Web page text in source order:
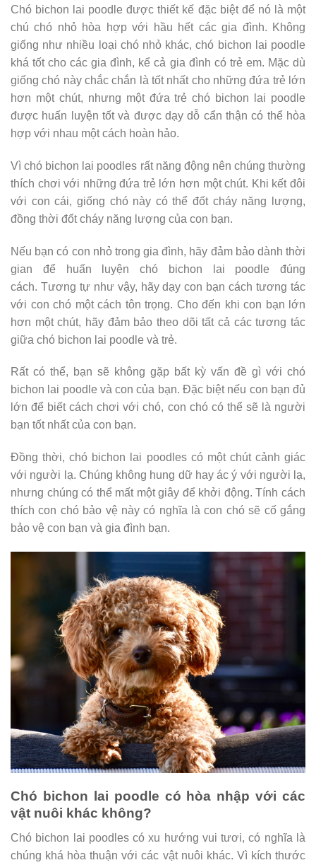
Chó bichon lai poodle được thiết kế đặc biệt để nó là một
chú chó nhỏ hòa hợp với hầu hết các gia đình. Không
giống như nhiều loại chó nhỏ khác, chó bichon lai poodle
khá tốt cho các gia đình, kể cả gia đình có trẻ em. Mặc dù
giống chó này chắc chắn là tốt nhất cho những đứa trẻ lớn
hơn một chút, nhưng một đứa trẻ chó bichon lai poodle
được huấn luyện tốt và được dạy dỗ cẩn thận có thể hòa
hợp với nhau một cách hoàn hảo.
Vì chó bichon lai poodles rất năng động nên chúng thường
thích chơi với những đứa trẻ lớn hơn một chút. Khi kết đôi
với con cái, giống chó này có thể đốt cháy năng lượng,
đồng thời đốt cháy năng lượng của con bạn.
Nếu bạn có con nhỏ trong gia đình, hãy đảm bảo dành thời
gian để huấn luyện chó bichon lai poodle đúng
cách. Tương tự như vậy, hãy dạy con bạn cách tương tác
với con chó một cách tôn trọng. Cho đến khi con bạn lớn
hơn một chút, hãy đảm bảo theo dõi tất cả các tương tác
giữa chó bichon lai poodle và trẻ.
Rất có thể, bạn sẽ không gặp bất kỳ vấn đề gì với chó
bichon lai poodle và con của bạn. Đặc biệt nếu con bạn đủ
lớn để biết cách chơi với chó, con chó có thể sẽ là người
bạn tốt nhất của con bạn.
Đồng thời, chó bichon lai poodles có một chút cảnh giác
với người lạ. Chúng không hung dữ hay ác ý với người lạ,
nhưng chúng có thể mất một giây để khởi động. Tính cách
thích con chó bảo vệ này có nghĩa là con chó sẽ cố gắng
bảo vệ con bạn và gia đình bạn.
Chó bichon lai poodle có hòa nhập với các
vật nuôi khác không?
Chó bichon lai poodles có xu hướng vui tươi, có nghĩa là
chúng khá hòa thuận với các vật nuôi khác. Vì kích thước